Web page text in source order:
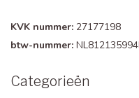
KVK nummer: 27177198
btw-nummer:
Categorieën